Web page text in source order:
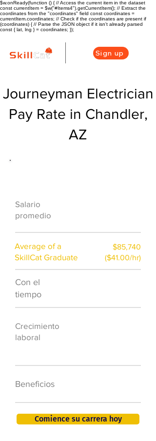
$w.onReady(function () { // Access the current item in the dataset
const currentItem = $w("#Items4").getCurrentItem(); // Extract the
coordinates from the "coordinates" field const coordinates =
currentItem.coordinates; // Check if the coordinates are present if
(coordinates) { // Parse the JSON object if it isn't already parsed
const { lat, lng } = coordinates; });
Sign up
Journeyman Electrician
Pay Rate in Chandler,
AZ
Salario
promedio
Average of a
SkillCat Graduate
$85,740
($41.00/hr)
Con el
tiempo
Crecimiento
laboral
Beneficios
Comience su carrera hoy